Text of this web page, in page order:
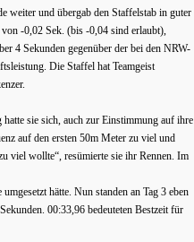
weiter und übergab den Staffelstab in guter
-0,02 Sek. (bis -0,04 sind erlaubt),
4 Sekunden gegenüber der bei den NRW-
Die Staffel hat Teamgeist
sie sich, auch zur Einstimmung auf ihre
auf den ersten 50m Meter zu viel und
viel wollte“, resümierte sie ihr Rennen. Im
hätte. Nun standen an Tag 3 eben
00:33,96 bedeuteten Bestzeit für